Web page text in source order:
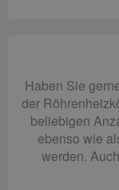
Haben Sie
der
beliebigen
ebenso wie
werden.